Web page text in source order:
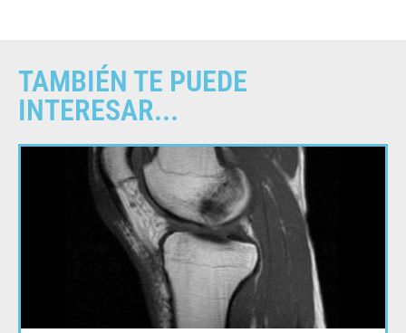
TAMBIÉN TE PUEDE
INTERESAR...